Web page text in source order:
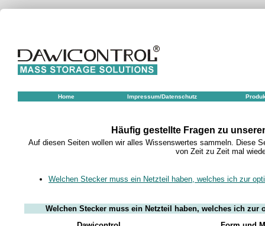
Home Impressum/Datenschutz
Häufig gestellte Fragen zu
Auf diesen Seiten wollen wir alles Wissenswertes sammeln. Diese
von Zeit zu Zeit mal
Welchen Stecker muss ein Netzteil haben, welches ich zur
Welchen Stecker muss ein Netzteil haben, welches ich